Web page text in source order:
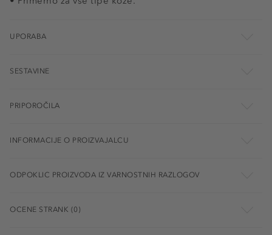
UPORABA
SESTAVINE
PRIPOROČILA
INFORMACIJE O PROIZVAJALCU
ODPOKLIC PROIZVODA IZ VARNOSTNIH RAZLOGOV
OCENE STRANK (0)